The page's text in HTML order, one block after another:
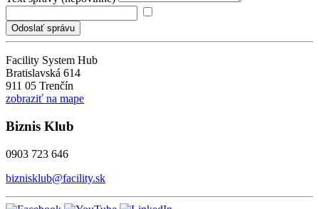
Odoslať správu
Facility System Hub
Bratislavská 614
911 05 Trenčín
zobraziť na mape
Biznis Klub
0903 723 646
biznisklub@facility.sk